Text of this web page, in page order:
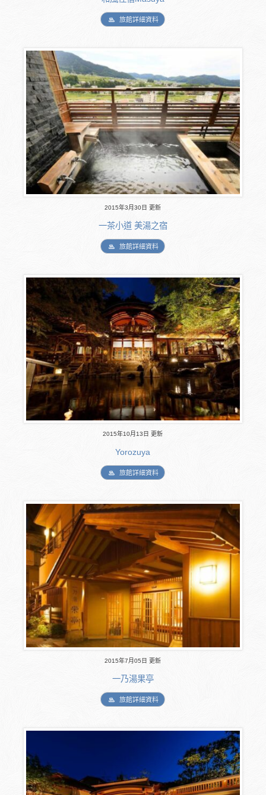
旅館詳細資料
2015年3月30日 更新
一茶小道 美湯之宿
旅館詳細資料
2015年10月13日 更新
Yorozuya
旅館詳細資料
2015年7月05日 更新
一乃湯果亭
旅館詳細資料